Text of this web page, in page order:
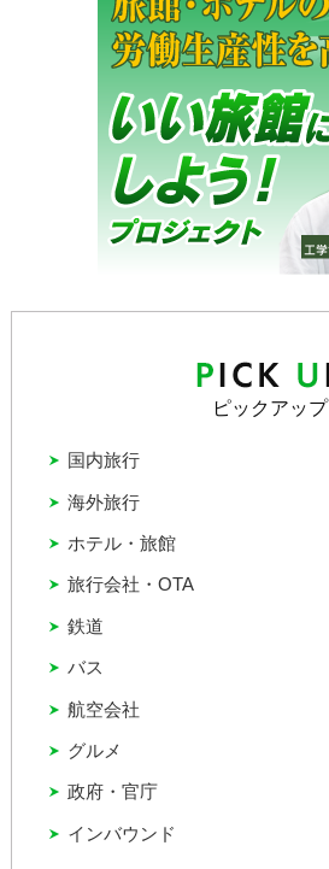
ピックアップ
インバウンド
グルメ
バス
ホテル・旅館
国内旅行
政府・官庁
旅行会社・OTA
海外旅行
航空会社
鉄道